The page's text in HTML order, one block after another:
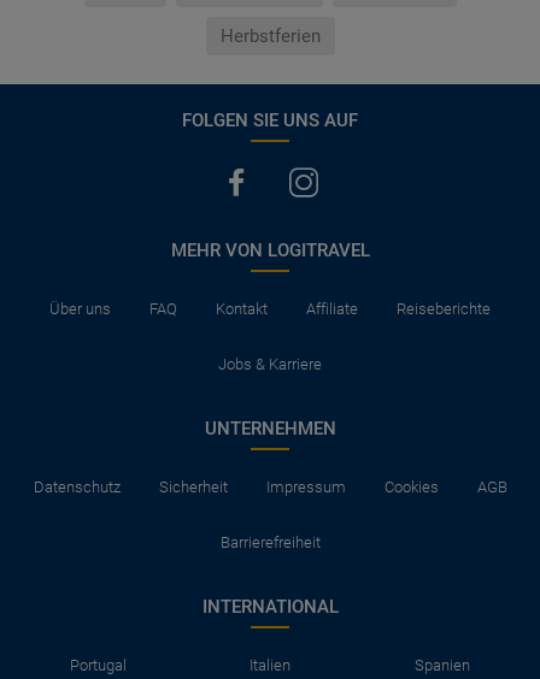
Herbstferien
FOLGEN SIE UNS AUF
MEHR VON LOGITRAVEL
Über uns FAQ Kontakt Affiliate Reiseberichte
Jobs & Karriere
UNTERNEHMEN
Datenschutz Sicherheit Impressum Cookies AGB
Barrierefreiheit
INTERNATIONAL
Portugal Italien Spanien